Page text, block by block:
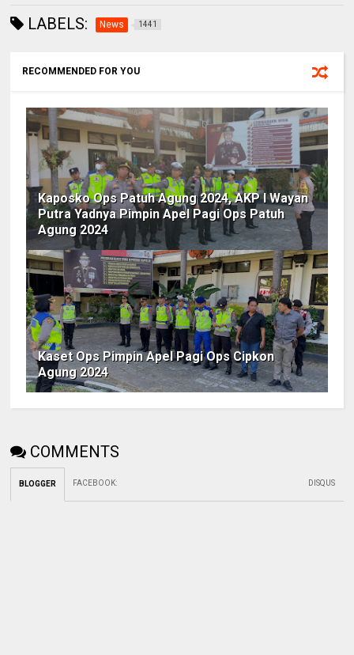
LABELS: News 1441
RECOMMENDED FOR YOU
Kaposko Ops Patuh Agung 2024, AKP I Wayan
Putra Yadnya Pimpin Apel Pagi Ops Patuh
Agung 2024
Kaset Ops Pimpin Apel Pagi Ops Cipkon
Agung 2024
COMMENTS
BLOGGER FACEBOOK: DISQUS